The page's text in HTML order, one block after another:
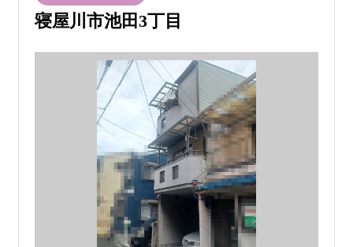
寝屋川市池田3丁目